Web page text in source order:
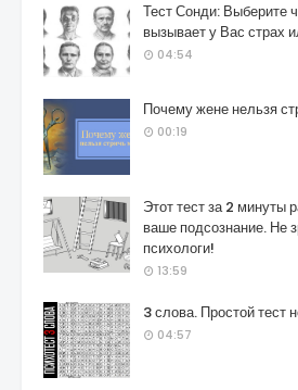
Тест Сонди: Выберите
вызывает у Вас страх
04:54
Почему жене нельзя
00:19
Этот тест за 2 минуты
ваше подсознание. Не
психологи!
13:59
3 слова. Простой тест
04:57